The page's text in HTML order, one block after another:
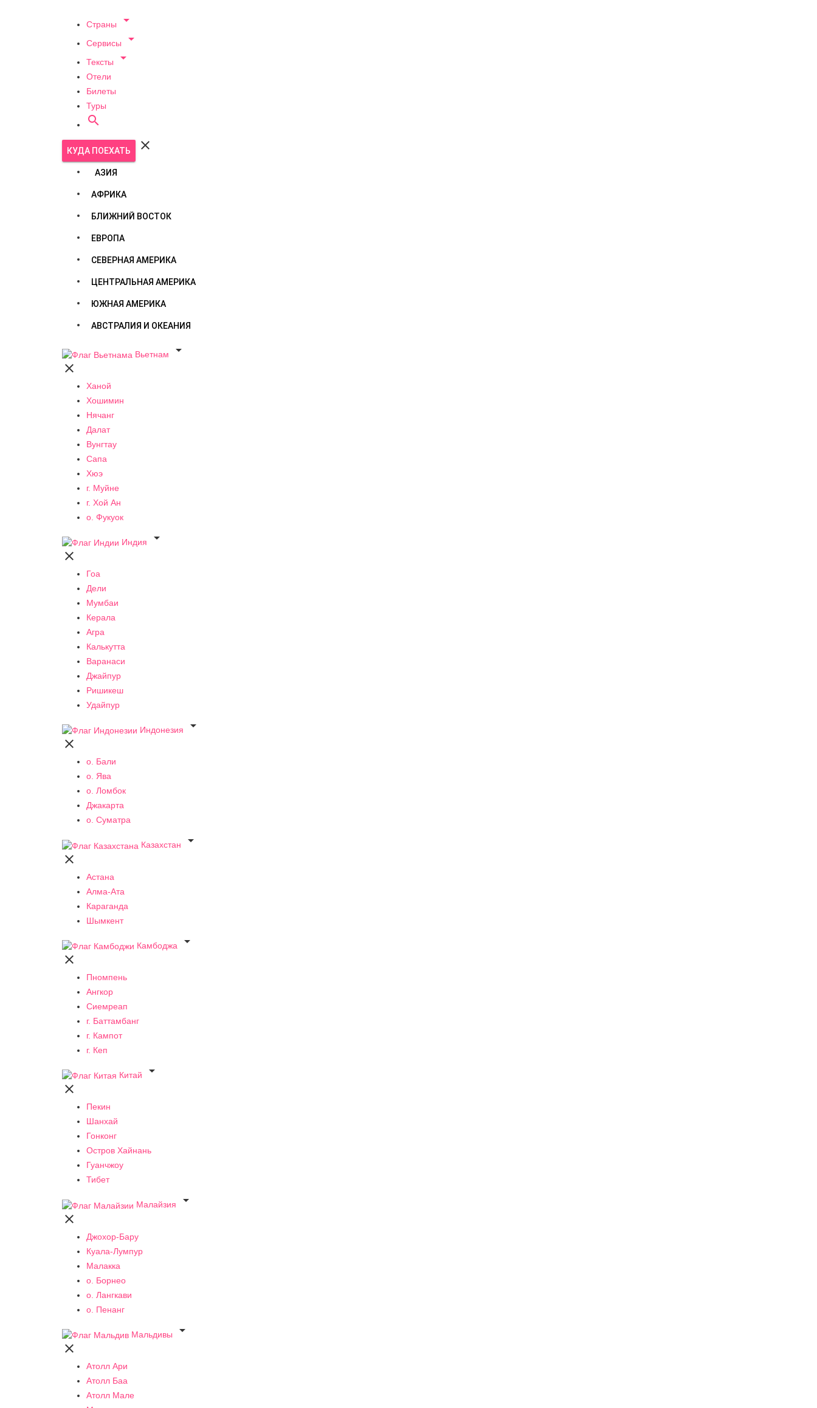
Страны 
Сервисы 
Тексты 
Отели
Билеты
Туры

КУДА ПОЕХАТЬ 
АЗИЯ
АФРИКА
БЛИЖНИЙ ВОСТОК
ЕВРОПА
СЕВЕРНАЯ АМЕРИКА
ЦЕНТРАЛЬНАЯ АМЕРИКА
ЮЖНАЯ АМЕРИКА
АВСТРАЛИЯ И ОКЕАНИЯ
Вьетнам


Ханой
Хошимин
Нячанг
Далат
Вунгтау
Сапа
Хюэ
г. Муйне
г. Хой Ан
о. Фукуок
Индия


Гоа
Дели
Мумбаи
Керала
Агра
Калькутта
Варанаси
Джайпур
Ришикеш
Удайпур
Индонезия


о. Бали
о. Ява
о. Ломбок
Джакарта
о. Суматра
Казахстан


Астана
Алма-Ата
Караганда
Шымкент
Камбоджа


Пномпень
Ангкор
Сиемреап
г. Баттамбанг
г. Кампот
г. Кеп
Китай


Пекин
Шанхай
Гонконг
Остров Хайнань
Гуанчжоу
Тибет
Малайзия


Джохор-Бару
Куала-Лумпур
Малакка
о. Борнео
о. Лангкави
о. Пенанг
Мальдивы


Атолл Ари
Атолл Баа
Атолл Мале